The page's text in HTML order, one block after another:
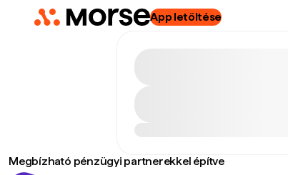
App letöltése
Megbízható pénzügyi partnerekkel építve